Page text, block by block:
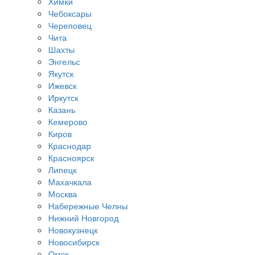
Чебоксары
Череповец
Чита
Шахты
Энгельс
Якутск
Ижевск
Иркутск
Казань
Кемерово
Киров
Краснодар
Красноярск
Липецк
Махачкала
Москва
Набережные Челны
Нижний Новгород
Новокузнецк
Новосибирск